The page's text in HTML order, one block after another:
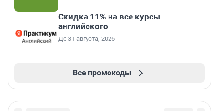
Скидка 11% на все курсы
английского
До 31 августа, 2026
Все промокоды